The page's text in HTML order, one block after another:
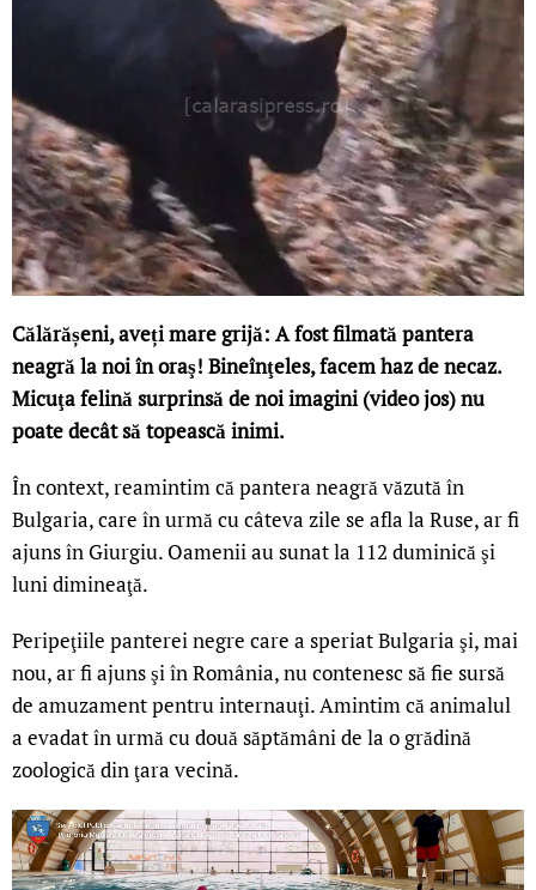
Călărășeni, aveți mare grijă: A fost filmată pantera
neagră la noi în oraş! Bineînţeles, facem haz de necaz.
Micuţa felină surprinsă de noi imagini (video jos) nu
poate decât să topească inimi.
În context, reamintim că pantera neagră văzută în
Bulgaria, care în urmă cu câteva zile se afla la Ruse, ar fi
ajuns în Giurgiu. Oamenii au sunat la 112 duminică şi
luni dimineaţă.
Peripeţiile panterei negre care a speriat Bulgaria şi, mai
nou, ar fi ajuns şi în România, nu contenesc să fie sursă
de amuzament pentru internauţi. Amintim că animalul
a evadat în urmă cu două săptămâni de la o grădină
zoologică din ţara vecină.